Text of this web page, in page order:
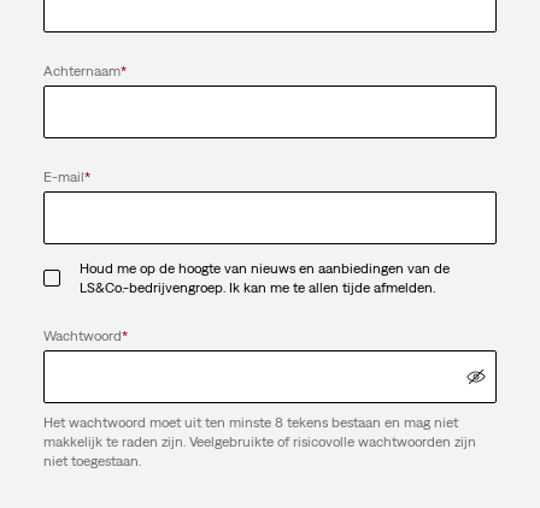
Achternaam*
E-mail*
Houd me op de hoogte van nieuws en aanbiedingen van de
LS&Co.-bedrijvengroep. Ik kan me te allen tijde afmelden.
Wachtwoord*
Het wachtwoord moet uit ten minste 8 tekens bestaan en mag niet
makkelijk te raden zijn. Veelgebruikte of risicovolle wachtwoorden zijn
niet toegestaan.